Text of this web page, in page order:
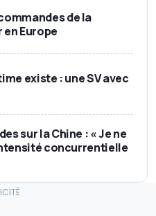
de la
Europe
existe : une SV avec
sur la Chine : « Je ne
concurrentielle